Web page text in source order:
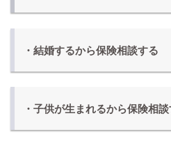
・結婚するから保険相談する
・子供が生まれるから保険相